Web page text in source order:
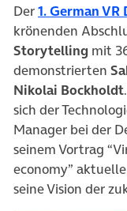
Der1. German VR
krönenden
Storytelling mit
demonstrierten
Nikolai Bockholdt
sich der
Manager bei der
seinem Vortrag
economy” aktuelle
seine Vision der